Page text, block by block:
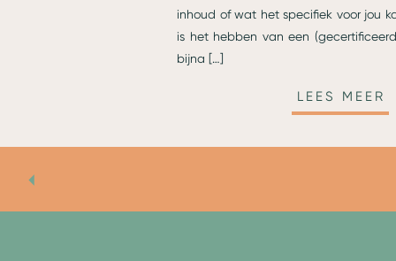
inhoud of wat het specifiek voor jou
is het hebben van een
bijna […]
LEES MEER